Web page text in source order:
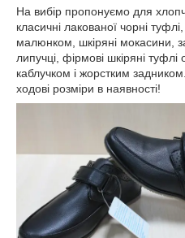
На вибір пропонуємо для
класичні лакованої чорні туфлі,
малюнком, шкіряні мокасини,
липучці, фірмові шкіряні
каблучком і жорстким
ходові розміри в наявності!